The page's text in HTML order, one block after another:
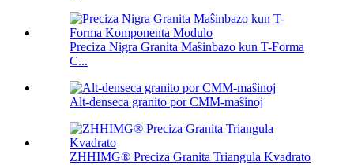
Preciza Nigra Granita Maŝinbazo kun T-Forma
C...
Alt-denseca granito por CMM-maŝinoj
ZHHIMG® Preciza Granita Triangula Kvadrato